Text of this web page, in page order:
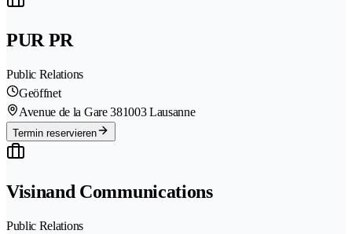
PUR PR
Public Relations
Geöffnet
Avenue de la Gare 381003 Lausanne
Termin reservieren
Visinand Communications
Public Relations